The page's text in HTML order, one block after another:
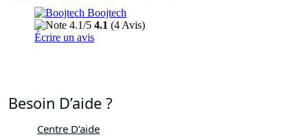
Besoin D’aide ?
Centre D’aide